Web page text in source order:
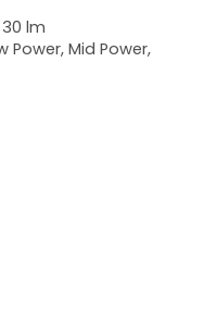
lm
Power, Mid Power,